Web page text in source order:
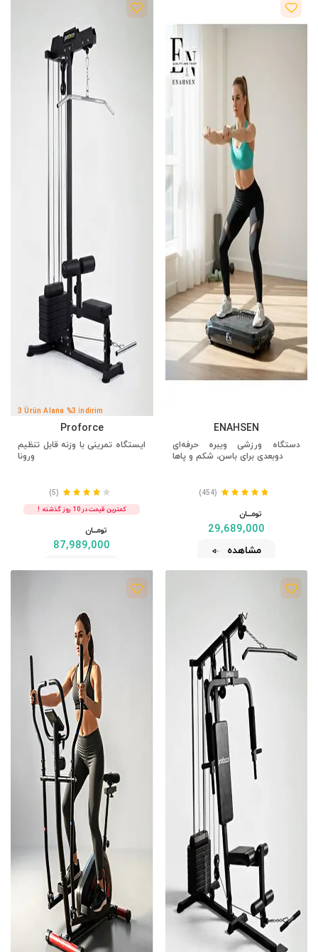
ENAHSEN
دستگاه ورزشی ویبره حرفه‌ای
دوبعدی برای باسن، شکم و پاها
(454)
تومــــــان
29,689,000
مشاهده
3 Ürün Alana %3 İndirim
Proforce
ایستگاه تمرینی با وزنه قابل تنظیم
ورونا
(5)
کمترین قیمت در 10 روز گذشته !
تومــــــان
87,989,000
مشاهده